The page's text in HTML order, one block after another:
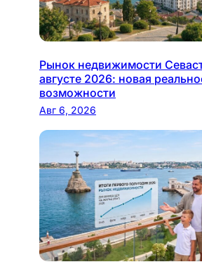
Рынок недвижимости
августе 2026: новая
возможности
Авг 6, 2026